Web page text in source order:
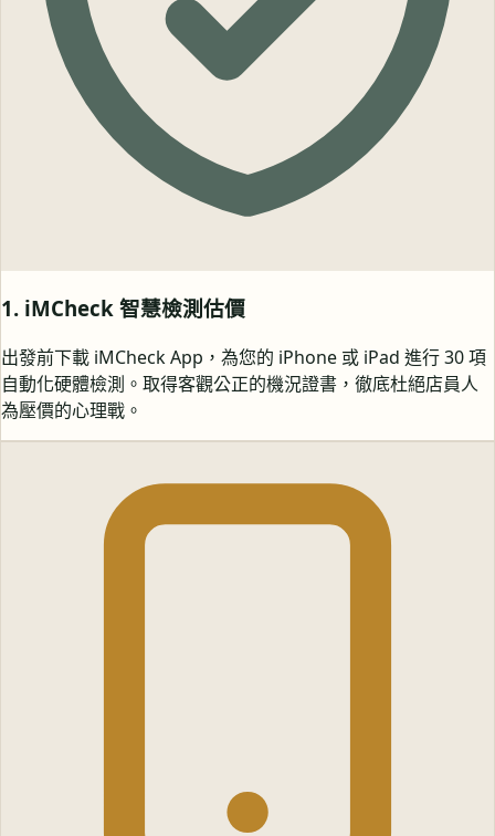
1. iMCheck 智慧檢測估價
出發前下載 iMCheck App，為您的 iPhone 或 iPad 進行 30 項
自動化硬體檢測。取得客觀公正的機況證書，徹底杜絕店員人
為壓價的心理戰。